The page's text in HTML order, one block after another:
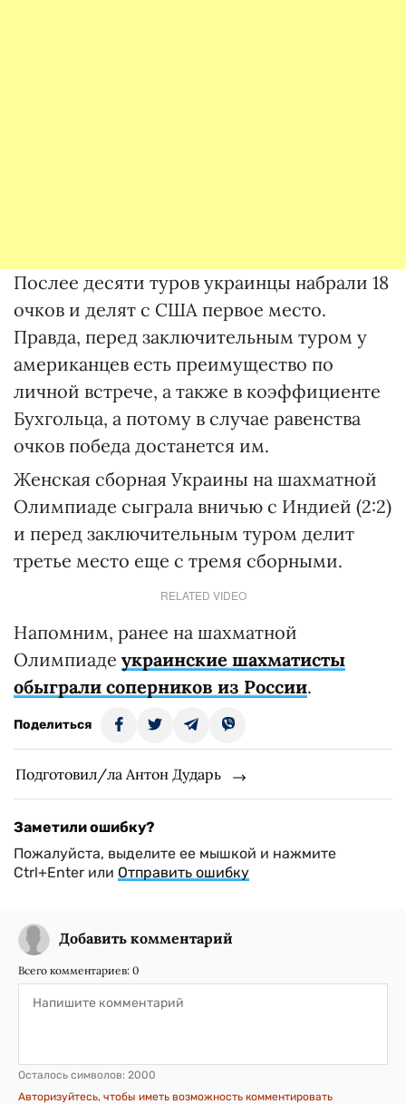
Послее десяти туров украинцы набрали 18
очков и делят с США первое место.
Правда, перед заключительным туром у
американцев есть преимущество по
личной встрече, а также в коэффициенте
Бухгольца, а потому в случае равенства
очков победа достанется им.
Женская сборная Украины на шахматной
Олимпиаде сыграла вничью с Индией (2:2)
и перед заключительным туром делит
третье место еще с тремя сборными.
RELATED VIDEO
Напомним, ранее на шахматной
Олимпиаде украинские шахматисты
обыграли соперников из России.
Поделиться
Подготовил/ла Антон Дударь
Заметили ошибку?
Пожалуйста, выделите ее мышкой и нажмите
Ctrl+Enter или Отправить ошибку
Добавить комментарий
Всего комментариев: 0
Осталось символов: 2000
Авторизуйтесь, чтобы иметь возможность комментировать